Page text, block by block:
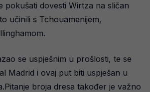
pokušati dovesti Wirtza na sličan
učinili s Tchouamenijem,
se uspješnim u prošlosti, te se
Madrid i ovaj put biti uspješan u
broja dresa također je važno